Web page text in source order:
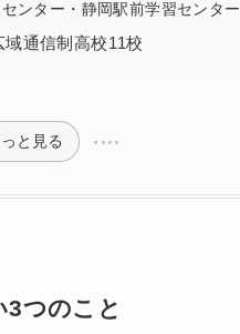
ンター・静岡駅前学習センター
通信制高校11校
と見る
3つのこと